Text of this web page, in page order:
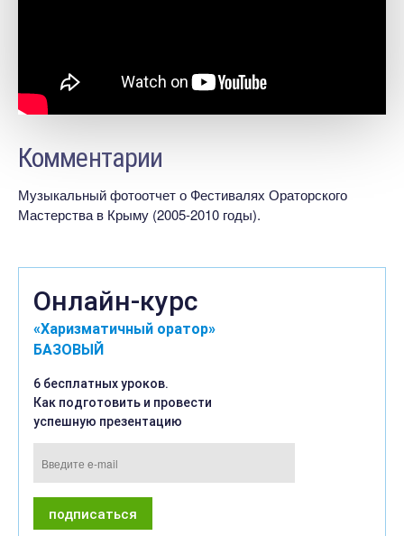
Комментарии
Музыкальный фотоотчет о Фестивалях Ораторского
Мастерства в Крыму (2005-2010 годы).
Онлайн-курс
«Харизматичный оратор»
БАЗОВЫЙ
6 бесплатных уроков.
Как подготовить и провести
успешную презентацию